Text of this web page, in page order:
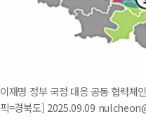
이재명 정부 국정 대응 공동 협력체
픽=경북도] 2025.09.09